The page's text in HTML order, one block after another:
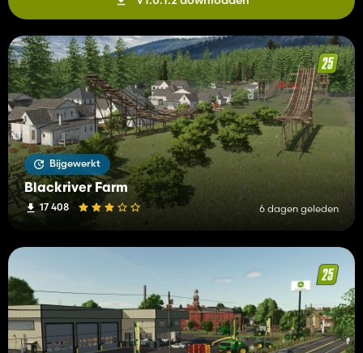
Bijgewerkt
Blackriver Farm
17 408 6 dagen geleden